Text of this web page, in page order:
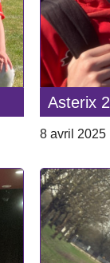
Asterix
8 avril 2025